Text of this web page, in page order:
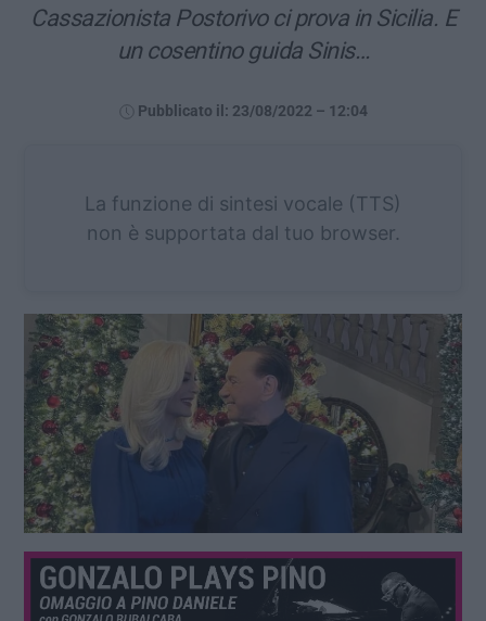
Cassazionista Postorivo ci prova in Sicilia. E
un cosentino guida Sinis…
Pubblicato il: 23/08/2022 – 12:04
La funzione di sintesi vocale (TTS)
non è supportata dal tuo browser.